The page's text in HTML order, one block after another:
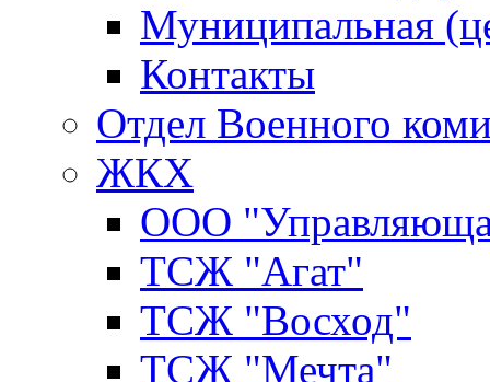
Муниципальная
Контакты
Отдел Военного
ЖКХ
ООО
ТСЖ "Агат"
ТСЖ "Восход"
ТСЖ "Мечта"